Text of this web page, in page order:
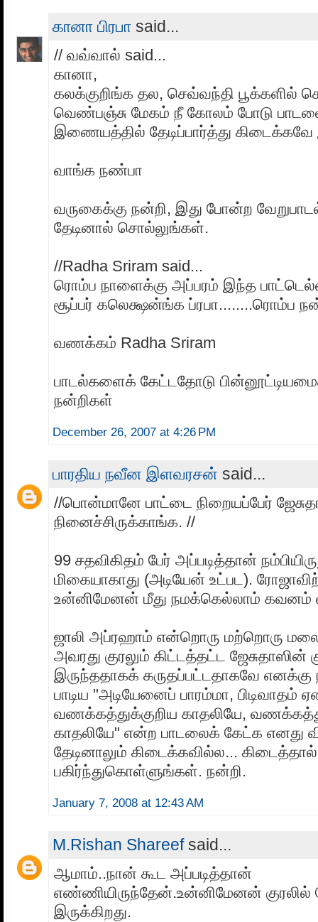
கானா பிரபா said...
// வவ்வால் said...
கானா,
கலக்குறிங்க தல, செவ்வந்தி பூக்களில்
வெண்பஞ்சு மேகம் நீ கோலம் போடு
இணையத்தில் தேடிப்பார்த்து
வாங்க நண்பா
வருகைக்கு நன்றி, இது போன்ற
தேடினால் சொல்லுங்கள்.
//Radha Sriram said...
ரொம்ப நாளைக்கு அப்பரம் இந்த
சூப்பர் கலெக்ஷன்ங்க ப்ரபா........ரொம்ப
வணக்கம் Radha Sriram
பாடல்களைக் கேட்டதோடு
நன்றிகள்
December 26, 2007 at 4:26 PM
பாரதிய நவீன இளவரசன் said...
//பொன்மானே பாட்டை நிறையப்பேர்
நினைச்சிருக்காங்க. //
99 சதவிகிதம் பேர் அப்படித்தான்
மிகையாகாது (அடியேன் உட்பட).
உன்னிமேனன் மீது நமக்கெல்லாம் கவனம்
ஜாலி அப்ரஹாம் என்றொரு மற்றொரு
அவரது குரலும் கிட்டத்தட்ட ஜேசுதாஸின்
இருந்ததாகக் கருதப்பட்டதாகவே எனக்கு
பாடிய "அடியேனைப் பாரம்மா, பிடிவாதம்
வணக்கத்துக்குறிய காதலியே,
காதலியே" என்ற பாடலைக் கேட்க எனது
தேடினாலும் கிடைக்கவில்ல...
பகிர்ந்துகொள்ளுங்கள். நன்றி.
January 7, 2008 at 12:43 AM
M.Rishan Shareefsaid...
ஆமாம்..நான் கூட அப்படித்தான்
எண்ணியிருந்தேன்.உன்னிமேனன் குரலில்
இருக்கிறது.